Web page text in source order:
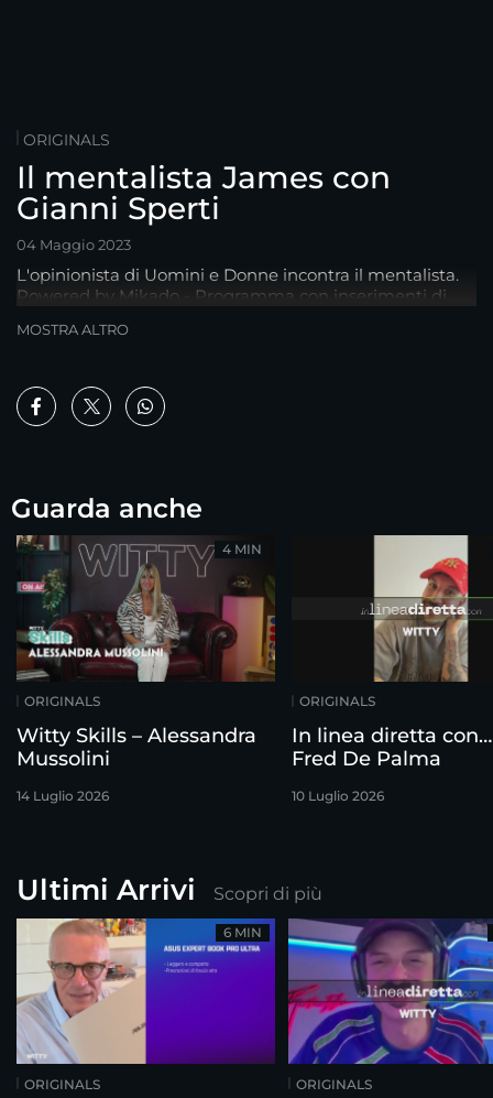
ORIGINALS
Il mentalista James con
Gianni Sperti
04 Maggio 2023
L'opinionista di Uomini e Donne incontra il mentalista.
Powered by Mikado - Programma con inserimenti di
MOSTRA ALTRO
Guarda anche
ORIGINALS
Witty Skills – Alessandra
Mussolini
14 Luglio 2026
4 MIN
ORIGINALS
In linea diretta con…
Fred De Palma
10 Luglio 2026
Ultimi Arrivi Scopri di più
ORIGINALS
6 MIN
ORIGINALS